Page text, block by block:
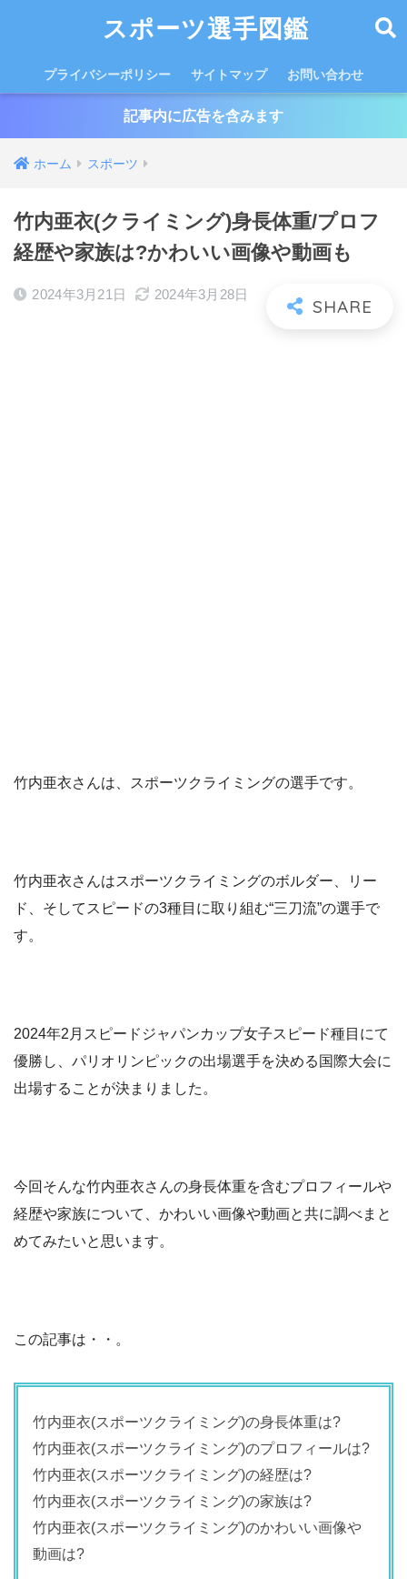
スポーツ選手図鑑
プライバシーポリシー サイトマップ お問い合わせ
記事内に広告を含みます
ホーム スポーツ
竹内亜衣(クライミング)身長体重/プロフ
経歴や家族は?かわいい画像や動画も
2024年3月21日 2024年3月28日
竹内亜衣さんは、スポーツクライミングの選手です。
竹内亜衣さんはスポーツクライミングのボルダー、リー
ド、そしてスピードの3種目に取り組む“三刀流”の選手で
す。
2024年2月スピードジャパンカップ女子スピード種目にて
優勝し、パリオリンピックの出場選手を決める国際大会に
出場することが決まりました。
今回そんな竹内亜衣さんの身長体重を含むプロフィールや
経歴や家族について、かわいい画像や動画と共に調べまと
めてみたいと思います。
この記事は・・。
竹内亜衣(スポーツクライミング)の身長体重は?
竹内亜衣(スポーツクライミング)のプロフィールは?
竹内亜衣(スポーツクライミング)の経歴は?
竹内亜衣(スポーツクライミング)の家族は?
竹内亜衣(スポーツクライミング)のかわいい画像や
動画は?